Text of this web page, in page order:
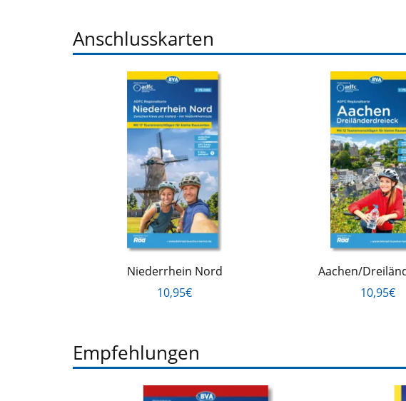
Anschlusskarten
Niederrhein Nord
10,95€
Aachen/
10,95€
Empfehlungen